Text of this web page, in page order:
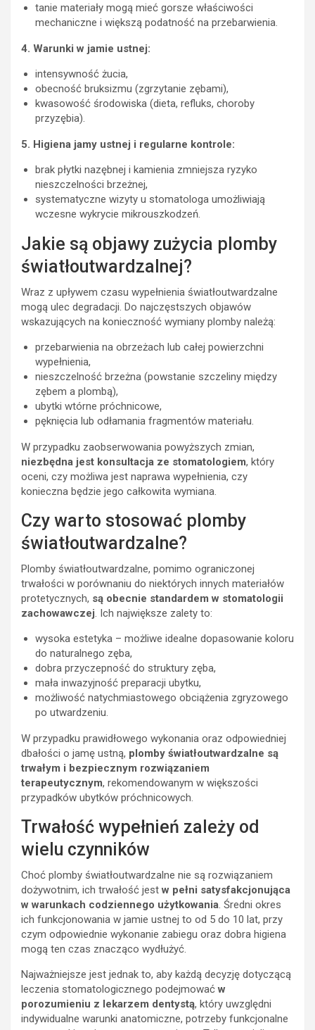
tanie materiały mogą mieć gorsze właściwości
mechaniczne i większą podatność na przebarwienia.
4. Warunki w jamie ustnej:
intensywność żucia,
obecność bruksizmu (zgrzytanie zębami),
kwasowość środowiska (dieta, refluks, choroby
przyzębia).
5. Higiena jamy ustnej i regularne kontrole:
brak płytki nazębnej i kamienia zmniejsza ryzyko
nieszczelności brzeżnej,
systematyczne wizyty u stomatologa umożliwiają
wczesne wykrycie mikrouszkodzeń.
Jakie są objawy zużycia plomby
światłoutwardzalnej?
Wraz z upływem czasu wypełnienia światłoutwardzalne
mogą ulec degradacji. Do najczęstszych objawów
wskazujących na konieczność wymiany plomby należą:
przebarwienia na obrzeżach lub całej powierzchni
wypełnienia,
nieszczelność brzeżna (powstanie szczeliny między
zębem a plombą),
ubytki wtórne próchnicowe,
pęknięcia lub odłamania fragmentów materiału.
W przypadku zaobserwowania powyższych zmian,
niezbędna jest konsultacja ze stomatologiem, który
oceni, czy możliwa jest naprawa wypełnienia, czy
konieczna będzie jego całkowita wymiana.
Czy warto stosować plomby
światłoutwardzalne?
Plomby światłoutwardzalne, pomimo ograniczonej
trwałości w porównaniu do niektórych innych materiałów
protetycznych, są obecnie standardem w stomatologii
zachowawczej. Ich największe zalety to:
wysoka estetyka – możliwe idealne dopasowanie koloru
do naturalnego zęba,
dobra przyczepność do struktury zęba,
mała inwazyjność preparacji ubytku,
możliwość natychmiastowego obciążenia zgryzowego
po utwardzeniu.
W przypadku prawidłowego wykonania oraz odpowiedniej
dbałości o jamę ustną, plomby światłoutwardzalne są
trwałym i bezpiecznym rozwiązaniem
terapeutycznym, rekomendowanym w większości
przypadków ubytków próchnicowych.
Trwałość wypełnień zależy od
wielu czynników
Choć plomby światłoutwardzalne nie są rozwiązaniem
dożywotnim, ich trwałość jestw pełni satysfakcjonująca
w warunkach codziennego użytkowania. Średni okres
ich funkcjonowania w jamie ustnej to od 5 do 10 lat, przy
czym odpowiednie wykonanie zabiegu oraz dobra higiena
mogą ten czas znacząco wydłużyć.
Najważniejsze jest jednak to, aby każdą decyzję dotyczącą
leczenia stomatologicznego podejmowaćw
porozumieniu z lekarzem dentystą, który uwzględni
indywidualne warunki anatomiczne, potrzeby funkcjonalne